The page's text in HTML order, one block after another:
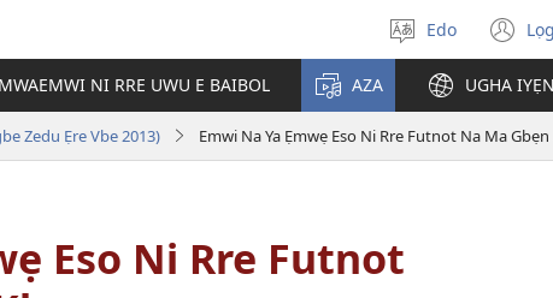
Hannọ
urhuẹvbo
Edo
NI RRE UWU E BAIBOL AZA UGHA IYẸN
Zedu Ẹre Vbe 2013) Emwi Na Ya Ẹmwẹ Eso Ni Rre Futnot Na Ma
Eso Ni Rre Futnot